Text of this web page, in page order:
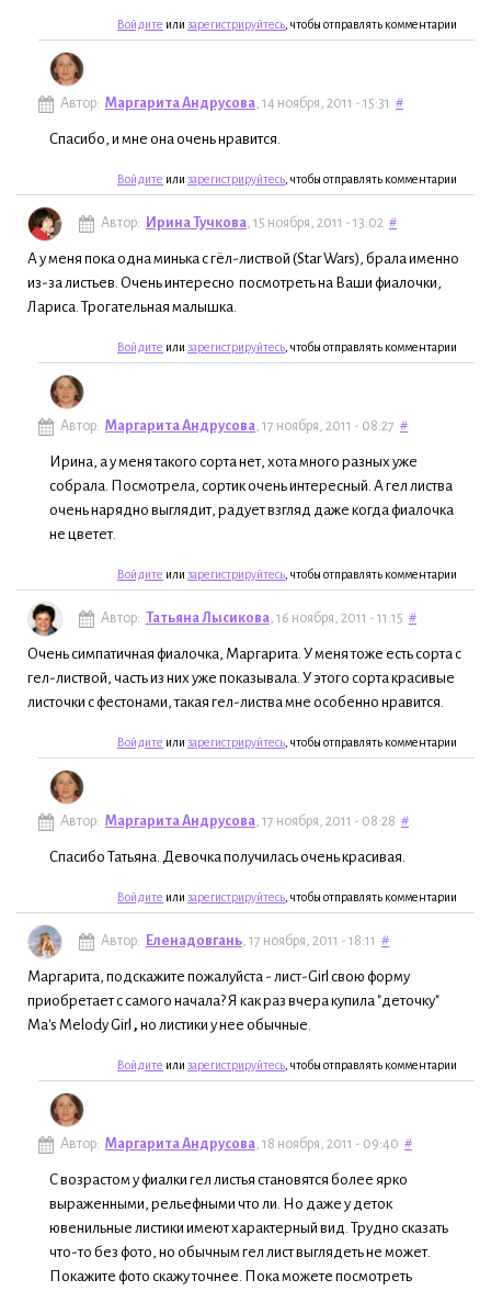
Войдите или зарегистрируйтесь , чтобы отправлять комментарии
Автор: Маргарита Андрусова, 14 ноября, 2011 - 15:31 #
Спасибо, и мне она очень нравится.
Войдите или зарегистрируйтесь , чтобы отправлять комментарии
Автор: Ирина Тучкова, 15 ноября, 2011 - 13:02 #
А у меня пока одна минька с гёл-листвой (Star Wars), брала именно
из-за листьев. Очень интересно посмотреть на Ваши фиалочки,
Лариса. Трогательная малышка.
Войдите или зарегистрируйтесь , чтобы отправлять комментарии
Автор: Маргарита Андрусова, 17 ноября, 2011 - 08:27 #
Ирина, а у меня такого сорта нет, хота много разных уже
собрала. Посмотрела, сортик очень интересный. А гел листва
очень нарядно выглядит, радует взгляд даже когда фиалочка
не цветет.
Войдите или зарегистрируйтесь , чтобы отправлять комментарии
Автор: Татьяна Лысикова, 16 ноября, 2011 - 11:15 #
Очень симпатичная фиалочка, Маргарита. У меня тоже есть сорта с
гел-листвой, часть из них уже показывала. У этого сорта красивые
листочки с фестонами, такая гел-листва мне особенно нравится.
Войдите или зарегистрируйтесь , чтобы отправлять комментарии
Автор: Маргарита Андрусова, 17 ноября, 2011 - 08:28 #
Спасибо Татьяна. Девочка получилась очень красивая.
Войдите или зарегистрируйтесь , чтобы отправлять комментарии
Автор: Еленадовгань, 17 ноября, 2011 - 18:11 #
Маргарита, подскажите пожалуйста - лист-Girl свою форму
приобретает с самого начала? Я как раз вчера купила "деточку"
Ma's Melody Girl , но листики у нее обычные.
Войдите или зарегистрируйтесь , чтобы отправлять комментарии
Автор: Маргарита Андрусова, 18 ноября, 2011 - 09:40 #
С возрастом у фиалки гел листья становятся более ярко
выраженными, рельефными что ли. Но даже у деток
ювенильные листики имеют характерный вид. Трудно сказать
что-то без фото, но обычным гел лист выглядеть не может.
Покажите фото скажу точнее. Пока можете посмотреть